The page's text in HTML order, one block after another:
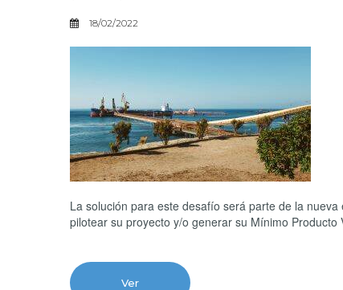
18/02/2022
La solución para este desafío será parte de la
pilotear su proyecto y/o generar su Mínimo
Ver